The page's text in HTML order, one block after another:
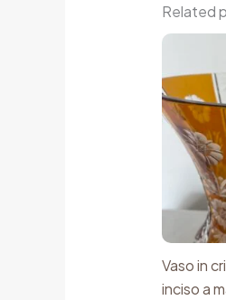
Related
Vaso in
inciso a